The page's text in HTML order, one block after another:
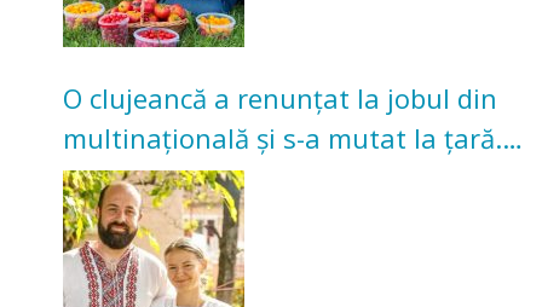
O clujeancă a renunțat la jobul din
multinațională și s-a mutat la țară.
Acum cultivă legume în grădina
bunicilor